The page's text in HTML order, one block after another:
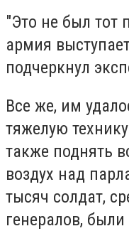
"Это не был тот
армия
подчеркнул
Все же, им
тяжелую
также поднять
воздух над
тысяч солдат,
генералов,